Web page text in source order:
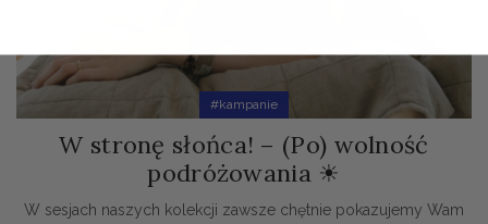
#kampanie
W stronę słońca! – (Po) wolność
podróżowania ☀
W sesjach naszych kolekcji zawsze chętnie pokazujemy Wam